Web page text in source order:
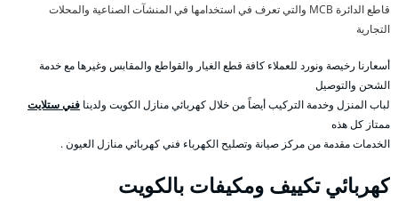
قاطع الدائرة MCB والتي تعرف في استخدامها في المنشآت الصناعية والمحلات
التجارية
أسعارنا رخيصة ونورد للعملاء كافة قطع الغيار والقواطع والمقابس وغيرها مع خدمة
الشحن والتوصيل
لباب المنزل وخدمة التركيب أيضاً من خلال كهربائي منازل الكويت ولدينا فني ستلايت
ممتاز كل هذه
الخدمات مقدمة من مركز صيانة وتصليح الكهرباء فني كهربائي منازل العيون .
كهربائي تكييف ومكيفات بالكويت